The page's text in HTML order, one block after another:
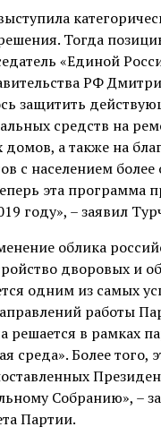
Тогда
«Единой
РФ
защитить
средств на
а также на
с населением
эта программа
году», – заявил
облика
дворовых и
одним из самых
работы
решается в рамках
среда». Более того,
Собранию», –
Партии.